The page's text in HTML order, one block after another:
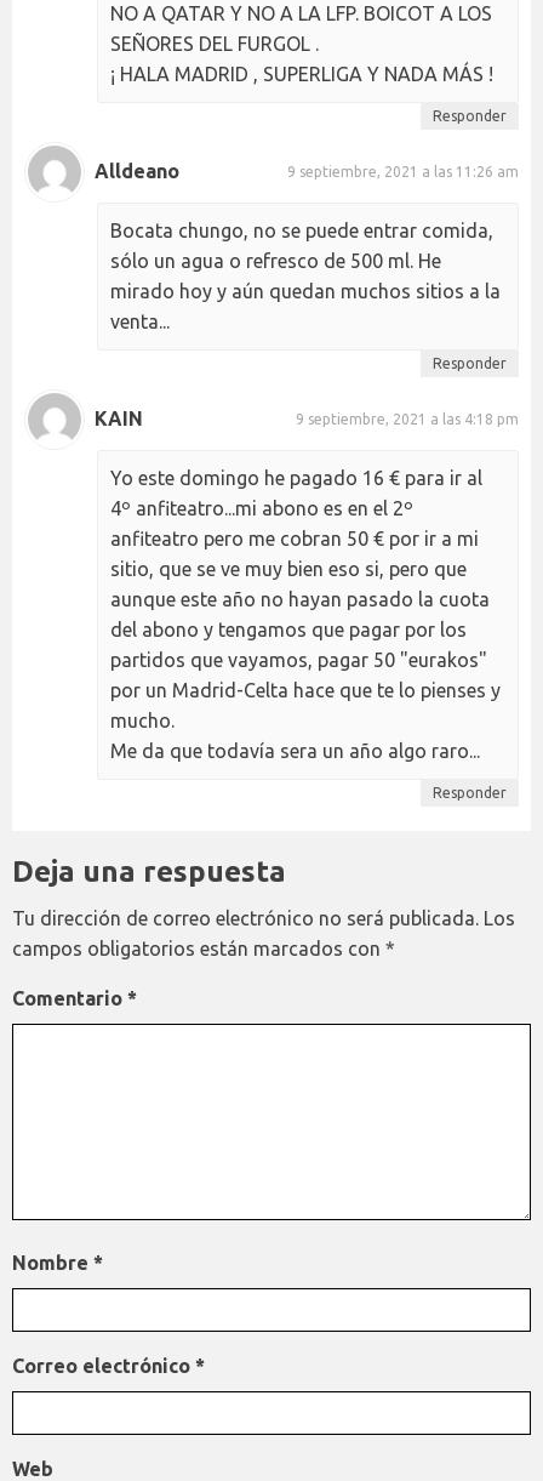
NO A QATAR Y NO A LA LFP. BOICOT A LOS
SEÑORES DEL FURGOL .
¡ HALA MADRID , SUPERLIGA Y NADA MÁS !
Responder
Alldeano 9 septiembre, 2021 a las 11:26 am
Bocata chungo, no se puede entrar comida,
sólo un agua o refresco de 500 ml. He
mirado hoy y aún quedan muchos sitios a la
venta...
Responder
KAIN 9 septiembre, 2021 a las 4:18 pm
Yo este domingo he pagado 16 € para ir al
4º anfiteatro...mi abono es en el 2º
anfiteatro pero me cobran 50 € por ir a mi
sitio, que se ve muy bien eso si, pero que
aunque este año no hayan pasado la cuota
del abono y tengamos que pagar por los
partidos que vayamos, pagar 50 "eurakos"
por un Madrid-Celta hace que te lo pienses y
mucho.
Me da que todavía sera un año algo raro...
Responder
Deja una respuesta
Tu dirección de correo electrónico no será publicada. Los
campos obligatorios están marcados con *
Comentario *
Nombre *
Correo electrónico *
Web